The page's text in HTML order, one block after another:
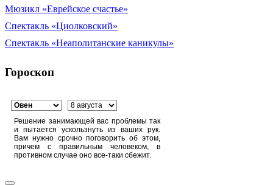
Мюзикл «Еврейское счастье»
Спектакль «Циолковский»
Спектакль «Неаполитанские каникулы»
Гороскоп
Решение занимающей вас проблемы так
и пытается ускользнуть из ваших рук.
Вам нужно срочно поговорить об этом,
причем с правильным человеком, в
противном случае оно все-таки сбежит.